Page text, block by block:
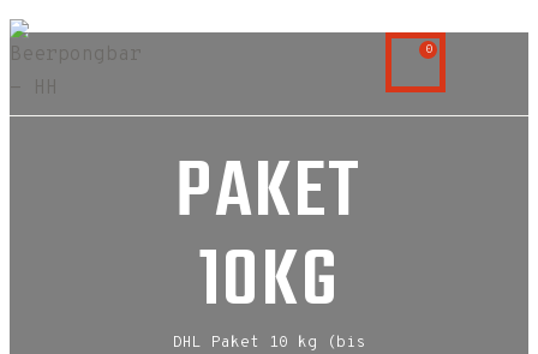
0
PAKET
10KG
DHL Paket 10 kg (bis